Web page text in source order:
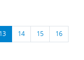
13 14 15 16